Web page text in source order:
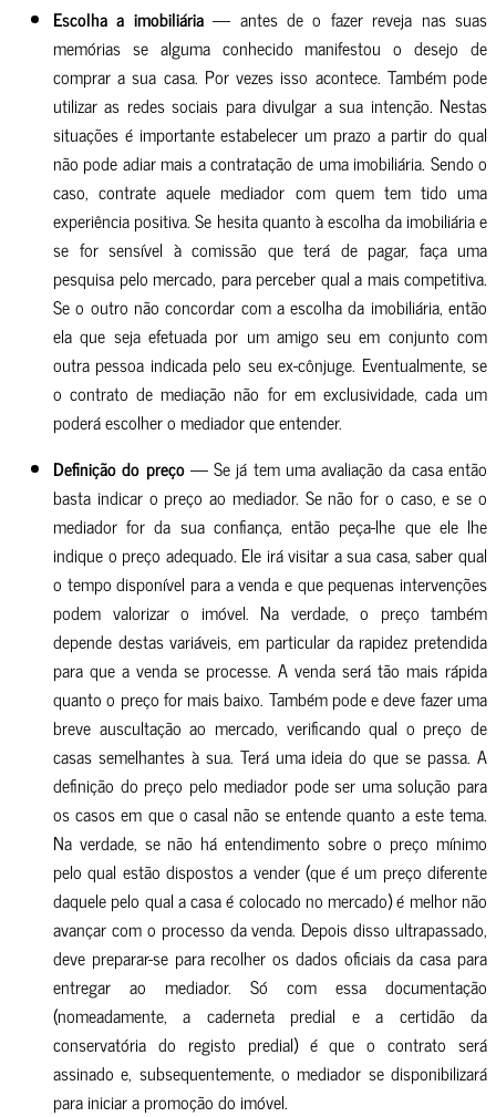
Escolha a imobiliária— antes de o fazer reveja nas suas
memórias se alguma conhecido manifestou o desejo de
comprar a sua casa. Por vezes isso acontece. Também pode
utilizar as redes sociais para divulgar a sua intenção. Nestas
situações é importante estabelecer um prazo a partir do qual
não pode adiar mais a contratação de uma imobiliária. Sendo o
caso, contrate aquele mediador com quem tem tido uma
experiência positiva.Se hesita quanto à escolha da imobiliária e
se for sensível à comissão que terá de pagar, faça uma
pesquisa pelo mercado, para perceber qual a mais competitiva.
Se o outro não concordar com a escolha da imobiliária, então
ela que seja efetuada por um amigo seu em conjunto com
outra pessoa indicada pelo seu ex-cônjuge. Eventualmente, se
o contrato de mediação não for em exclusividade, cada um
poderá escolher o mediador que entender.
Definição do preço— Se já tem uma avaliação da casa então
basta indicar o preço ao mediador. Se não for o caso, e se o
mediador for da sua confiança, então peça-lhe que ele lhe
indique o preço adequado. Ele irá visitar a sua casa, saber qual
o tempo disponível para a venda e que pequenas intervenções
podem valorizar o imóvel. Na verdade, o preço também
depende destas variáveis, em particular da rapidez pretendida
para que a venda se processe. A venda será tão mais rápida
quanto o preço for mais baixo. Também pode e deve fazer uma
breve auscultação ao mercado, verificando qual o preço de
casas semelhantes à sua. Terá uma ideia do que se passa. A
definição do preço pelo mediador pode ser uma solução para
os casos em que o casal não se entende quanto a este tema.
Na verdade, se não há entendimento sobre o preço mínimo
pelo qual estão dispostos a vender (que é um preço diferente
daquele pelo qual a casa é colocado no mercado) é melhor não
avançar com o processo da venda. Depois disso ultrapassado,
deve preparar-se para recolher os dados oficiais da casa para
entregar ao mediador. Só com essa documentação
(nomeadamente, a caderneta predial e a certidão da
conservatória do registo predial) é que o contrato será
assinado e, subsequentemente, o mediador se disponibilizará
para iniciar a promoção do imóvel.